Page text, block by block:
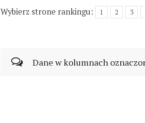
Wybierz strone rankingu: 1 2 3
Dane w kolumnach